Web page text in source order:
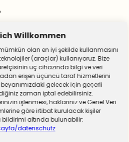
Willkommen
olan en iyi şekilde kullanmasını
(araçlar) kullanıyoruz. Bize
uç cihazında bilgi ve veri
erişen üçüncü taraf hizmetlerini
gelecek için geçerli
zaman iptal edebilirsiniz.
işlenmesi, haklarınız ve Genel Veri
göre irtibat kurulacak kişiler
bildirimi altında bulunabilir:
datenschutz